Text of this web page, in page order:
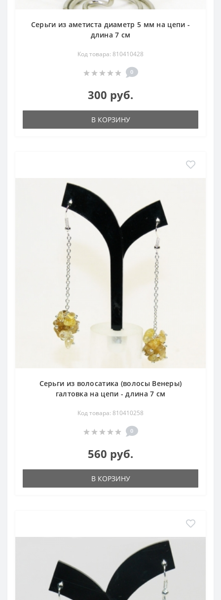
Серьги из аметиста диаметр 5 мм на цепи -
длина 7 см
Код товара: 810410428
0
300 руб.
В КОРЗИНУ
Серьги из волосатика (волосы Венеры)
галтовка на цепи - длина 7 см
Код товара: 810410258
0
560 руб.
В КОРЗИНУ